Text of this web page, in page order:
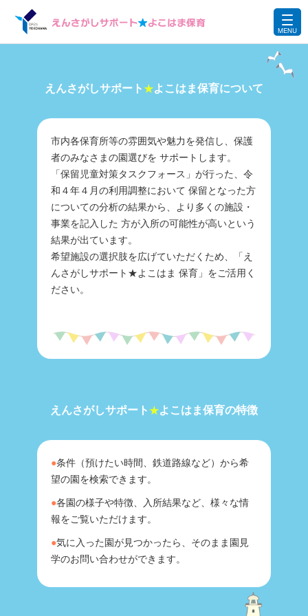
えんさがしサポート★よこはま保育について
市内各保育所等の雰囲気や魅力を発信し、保護
者のみなさまの園選びを サポートします。
「保留児童対策タスクフォース」が行った、令
和４年４月の利用調整において 保留となった方
についての分析の結果から、より多くの施設・
事業を記入した 方が入所の可能性が高いという
結果が出ています。
希望施設の選択肢を広げていただくため、「え
んさがしサポート★よこはま 保育」をご活用く
ださい。
えんさがしサポート★よこはま保育の特徴
●条件（預けたい時間、鉄道路線など）から希
望の園を検索できます。
●各園の様子や特徴、入所結果など、様々な情
報をご覧いただけます。
●気に入った園が見つかったら、そのまま園見
学のお問い合わせができます。